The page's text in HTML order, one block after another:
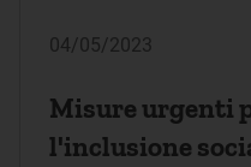
04/05/2023
Misure urgenti
l'inclusione